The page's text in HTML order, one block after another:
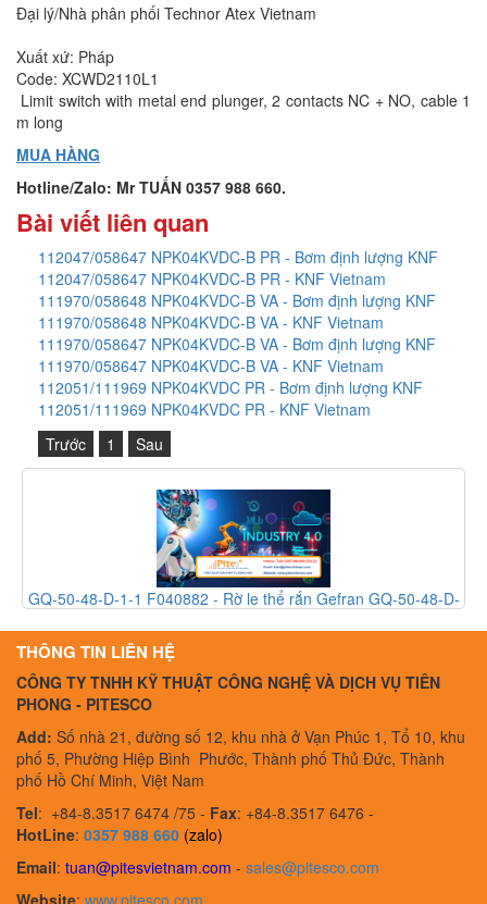
Đại lý/Nhà phân phối Technor Atex Vietnam
Xuất xứ: Pháp
Code: XCWD2110L1
Limit switch with metal end plunger, 2 contacts NC + NO, cable 1
m long
MUA HÀNG
Hotline/Zalo: Mr TUẤN 0357 988 660.
Bài viết liên quan
112047/058647 NPK04KVDC-B PR - Bơm định lượng KNF
112047/058647 NPK04KVDC-B PR - KNF Vietnam
111970/058648 NPK04KVDC-B VA - Bơm định lượng KNF
111970/058648 NPK04KVDC-B VA - KNF Vietnam
111970/058647 NPK04KVDC-B VA - Bơm định lượng KNF
111970/058647 NPK04KVDC-B VA - KNF Vietnam
112051/111969 NPK04KVDC PR - Bơm định lượng KNF
112051/111969 NPK04KVDC PR - KNF Vietnam
Trước
1 Sau
Gefran GQ-50-48-D-
XCWD2110L1 - Công tắc an toàn Technor
THÔNG TIN LIÊN HỆ
CÔNG TY TNHH KỸ THUẬT CÔNG NGHỆ VÀ DỊCH VỤ TIÊN
PHONG - PITESCO
Add: Số nhà 21, đường số 12, khu nhà ở Vạn Phúc 1, Tổ 10, khu
phố 5, Phường Hiệp Bình Phước, Thành phố Thủ Đức, Thành
phố Hồ Chí Minh, Việt Nam
Tel: +84-8.3517 6474 /75 - Fax: +84-8.3517 6476 -
HotLine: 0357 988 660 (zalo)
Email: tuan@pitesvietnam.com - sales@pitesco.com
Website: www.pitesco.com